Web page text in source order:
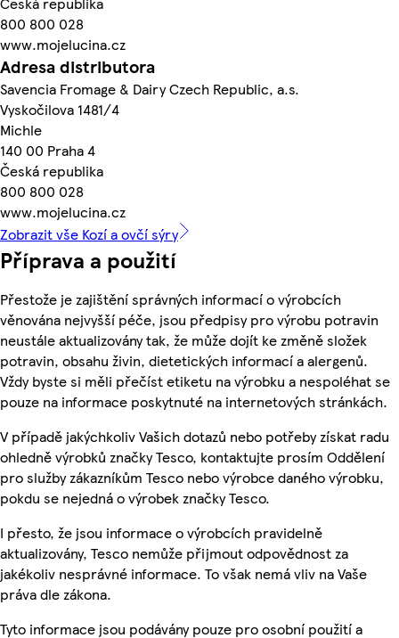
800 800 028
www.mojelucina.cz
Adresa distributora
Savencia Fromage & Dairy Czech Republic, a.s.
Vyskočilova 1481/4
Michle
140 00 Praha 4
Česká republika
800 800 028
www.mojelucina.cz
Zobrazit vše Kozí a ovčí sýry
Příprava a použití
Přestože je zajištění správných informací o výrobcích
věnována nejvyšší péče, jsou předpisy pro výrobu potravin
neustále aktualizovány tak, že může dojít ke změně složek
potravin, obsahu živin, dietetických informací a alergenů.
Vždy byste si měli přečíst etiketu na výrobku a nespoléhat se
pouze na informace poskytnuté na internetových stránkách.
V případě jakýchkoliv Vašich dotazů nebo potřeby získat radu
ohledně výrobků značky Tesco, kontaktujte prosím Oddělení
pro služby zákazníkům Tesco nebo výrobce daného výrobku,
pokdu se nejedná o výrobek značky Tesco.
I přesto, že jsou informace o výrobcích pravidelně
aktualizovány, Tesco nemůže přijmout odpovědnost za
jakékoliv nesprávné informace. To však nemá vliv na Vaše
práva dle zákona.
Tyto informace jsou podávány pouze pro osobní použití a